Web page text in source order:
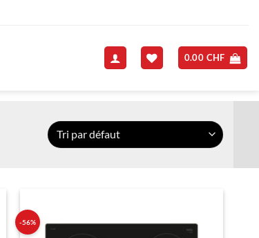
0.00 CHF
-56%
Ajouter